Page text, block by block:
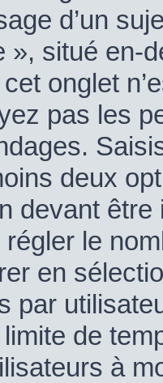
d’un
», situé en-
onglet
pas les
deux
devant
le
en
par
de
à